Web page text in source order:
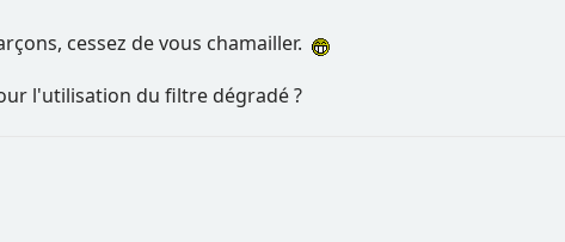
cessez de vous chamailler.
l'utilisation du filtre dégradé ?